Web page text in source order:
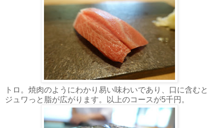
トロ。焼肉のようにわかり易い味わいであり、口に含むと
ジュワっと脂が広がります。以上のコースが5千円。